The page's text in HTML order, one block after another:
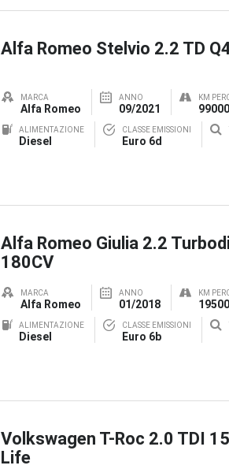
Alfa Romeo Stelvio 2.2 TD
MARCA
Alfa Romeo
ANNO
09/2021
KM
99000
ALIMENTAZIONE
Diesel
CLASSE EMISSIONI
Euro 6d
Alfa Romeo Giulia 2.2
180CV
MARCA
Alfa Romeo
ANNO
01/2018
KM
ALIMENTAZIONE
Diesel
CLASSE EMISSIONI
Euro 6b
Volkswagen T-Roc 2.0 TDI
Life